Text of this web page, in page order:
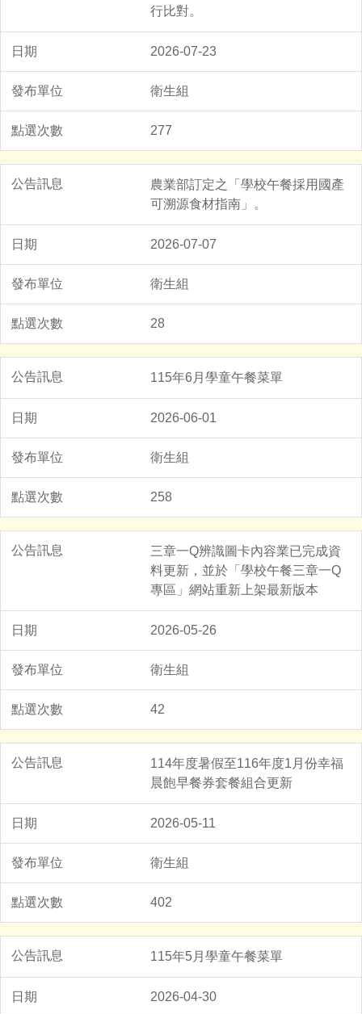
行比對。
2026-07-23
衛生組
277
農業部訂定之「學校午餐採用國產
可溯源食材指南」。
2026-07-07
衛生組
28
115年6月學童午餐菜單
2026-06-01
衛生組
258
三章一Q辨識圖卡內容業已完成資
料更新，並於「學校午餐三章一Q
專區」網站重新上架最新版本
2026-05-26
衛生組
42
114年度暑假至116年度1月份幸福
晨飽早餐券套餐組合更新
2026-05-11
衛生組
402
115年5月學童午餐菜單
2026-04-30